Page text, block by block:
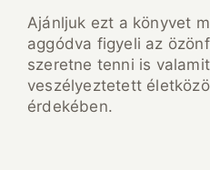
Ajánljuk ezt a könyvet
aggódva figyeli az
szeretne tenni is
veszélyeztetett
érdekében.